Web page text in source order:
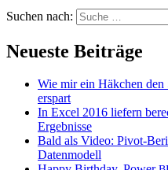
Suchen nach:
Neueste Beiträge
Wie mir ein Häkchen den
erspart
In Excel 2016 liefern
Ergebnisse
Bald als Video: Pivot-
Datenmodell